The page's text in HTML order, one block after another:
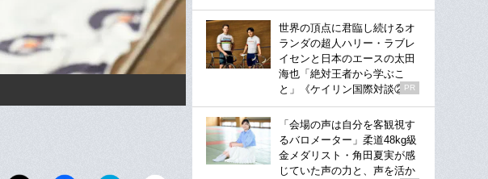
世界の頂点に君臨し続けるオ
ランダの超人ハリー・ラブレ
イセンと日本のエースの太田
海也「絶対王者から学ぶこ
と」《ケイリン国際対談②》
PR
「会場の声は自分を客観視す
るバロメーター」柔道48kg級
金メダリスト・角田夏実が感
じていた声の力と、声を活か